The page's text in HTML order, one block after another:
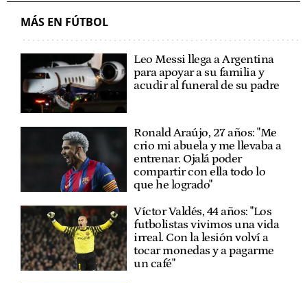
MÁS EN FÚTBOL
Leo Messi llega a Argentina
para apoyar a su familia y
acudir al funeral de su padre
Ronald Araújo, 27 años: "Me
crio mi abuela y me llevaba a
entrenar. Ojalá poder
compartir con ella todo lo
que he logrado"
Víctor Valdés, 44 años: "Los
futbolistas vivimos una vida
irreal. Con la lesión volví a
tocar monedas y a pagarme
un café"